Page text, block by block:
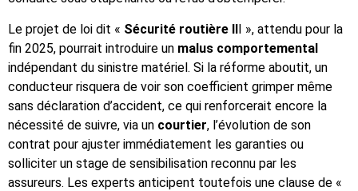
Le projet de loi dit « Sécurité routière III », attendu pour la
fin 2025, pourrait introduire un malus comportemental
indépendant du sinistre matériel. Si la réforme aboutit, un
conducteur risquera de voir son coefficient grimper même
sans déclaration d’accident, ce qui renforcerait encore la
nécessité de suivre, via un courtier, l’évolution de son
contrat pour ajuster immédiatement les garanties ou
solliciter un stage de sensibilisation reconnu par les
assureurs. Les experts anticipent toutefois une clause de «